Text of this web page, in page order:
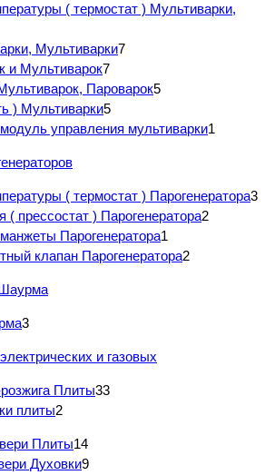
( термостат ) Мультиварки,
Мультиварки7
и Мультиварок7
Пароварок5
) Мультиварки5
управления мультиварки1
( термостат ) Парогенератора3
( прессостат ) Парогенератора2
Парогенератора1
клапан Парогенератора2
3
и газовых
Плиты33
плиты2
Плиты14
Духовки9